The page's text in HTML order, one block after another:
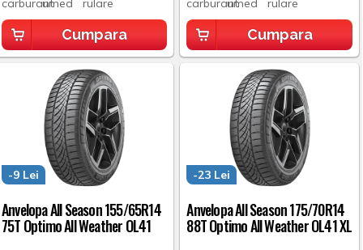
Cumpara Cumpara
Anvelopa All Season 155/65R14
75T Optimo All Weather OL41
-9 Lei
Anvelopa All Season 175/70R14
88T Optimo All Weather OL41 XL
-23 Lei